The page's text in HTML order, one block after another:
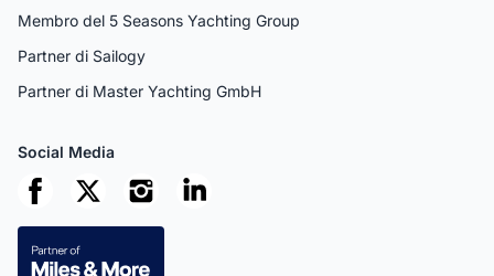
Membro del 5 Seasons Yachting Group
Partner di Sailogy
Partner di Master Yachting GmbH
Social Media